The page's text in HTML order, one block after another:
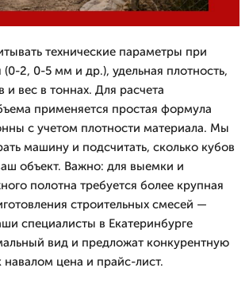
технические параметры при
2, 0-5 мм и др.), удельная плотность,
и вес в тоннах. Для расчета
применяется простая формула
с учетом плотности материала. Мы
машину и подсчитать, сколько кубов
объект. Важно: для выемки и
полотна требуется более крупная
строительных смесей —
специалисты в Екатеринбурге
вид и предложат конкурентную
цена и прайс-лист.